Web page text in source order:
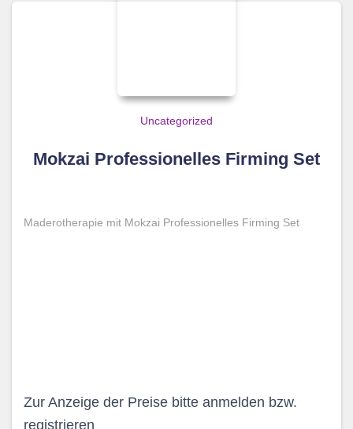
Uncategorized
Mokzai Professionelles Firming Set
Maderotherapie mit Mokzai Professionelles Firming Set
Zur Anzeige der Preise bitte anmelden bzw.
registrieren